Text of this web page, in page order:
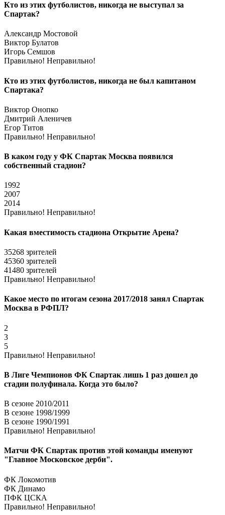
Кто из этих футболистов, никогда не выступал за
Спартак?
Александр Мостовой
Виктор Булатов
Игорь Семшов
Правильно! Неправильно!
Кто из этих футболистов, никогда не был капитаном
Спартака?
Виктор Онопко
Дмитрий Аленичев
Егор Титов
Правильно! Неправильно!
В каком году у ФК Спартак Москва появился
собственный стадион?
1992
2007
2014
Правильно! Неправильно!
Какая вместимость стадиона Открытие Арена?
35268 зрителей
45360 зрителей
41480 зрителей
Правильно! Неправильно!
Какое место по итогам сезона 2017/2018 занял Спартак
Москва в РФПЛ?
2
3
5
Правильно! Неправильно!
В Лиге Чемпионов ФК Спартак лишь 1 раз дошел до
стадии полуфинала. Когда это было?
В сезоне 2010/2011
В сезоне 1998/1999
В сезоне 1990/1991
Правильно! Неправильно!
Матчи ФК Спартак против этой команды именуют
"Главное Московское дерби".
ФК Локомотив
ФК Динамо
ПФК ЦСКА
Правильно! Неправильно!